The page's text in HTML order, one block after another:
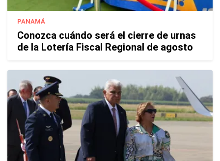
PANAMÁ
Conozca cuándo será el cierre de urnas
de la Lotería Fiscal Regional de agosto